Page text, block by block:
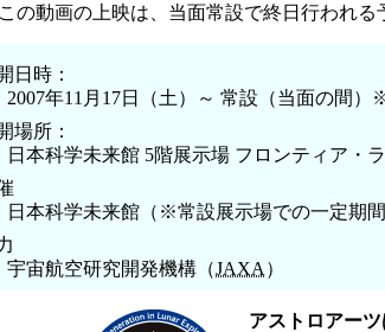
の動画の上映は、当面常設で終日行われる
日時：
2007年11月17日（土）～ 常設（当面の間）
場所：
日本科学未来館 5階展示場 フロンティア・
日本科学未来館（※常設展示場での一定期間
宇宙航空研究開発機構（JAXA ）
アストロアーツ